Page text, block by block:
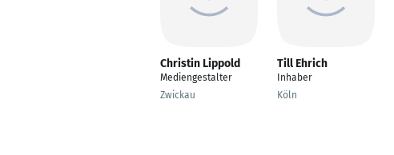
Christin Lippold
Mediengestalter
Zwickau
Till Ehrich
Inhaber
Köln